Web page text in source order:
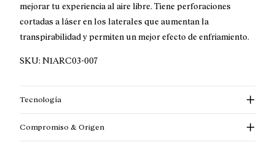
mejorar tu experiencia al aire libre. Tiene perforaciones
cortadas a láser en los laterales que aumentan la
transpirabilidad y permiten un mejor efecto de enfriamiento.
SKU: N1ARC03-007
Tecnología
Compromiso & Origen